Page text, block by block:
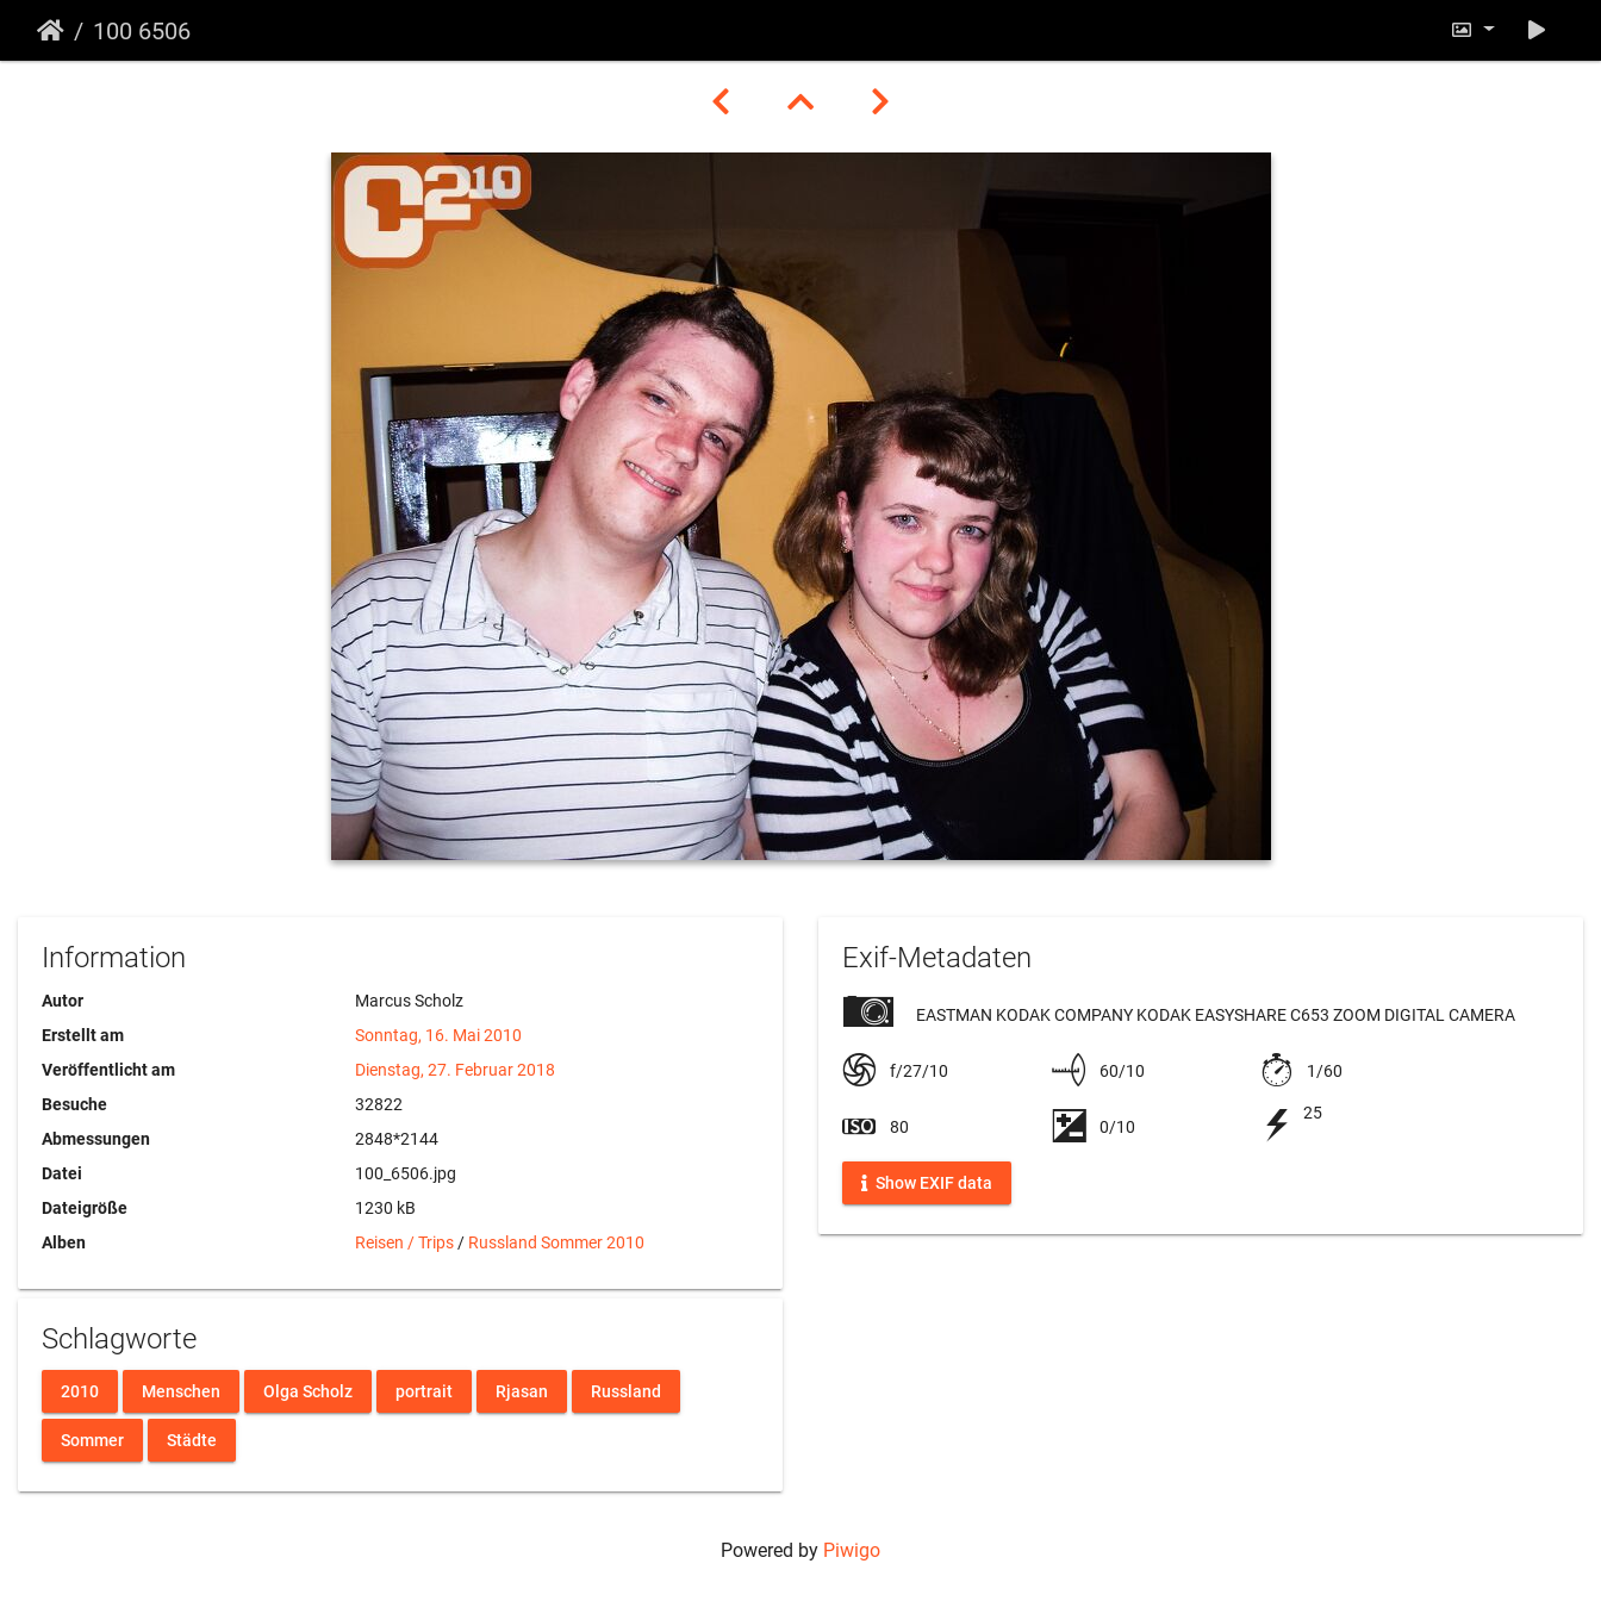
100 6506
Information
Autor
Marcus Scholz
Erstellt am
Sonntag, 16. Mai 2010
Veröffentlicht am
Dienstag, 27. Februar 2018
Besuche
32822
Abmessungen
2848*2144
Datei
100_6506.jpg
Dateigröße
1230 kB
Alben
Reisen / Trips / Russland Sommer 2010
Schlagworte
2010 Menschen Olga Scholz portrait Rjasan Russland
Sommer Städte
Exif-Metadaten
EASTMAN KODAK COMPANY KODAK EASYSHARE C653 ZOOM DIGITAL CAMERA
f/27/10 60/10 1/60
80 0/10
25
Show EXIF data
Powered by Piwigo